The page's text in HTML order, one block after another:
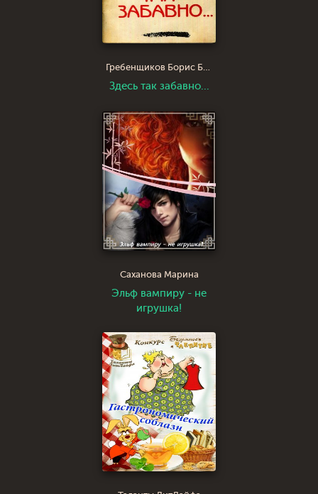
Гребенщиков Борис Борисович
Здесь так забавно...
Саханова Марина
Эльф вампиру - не
игрушка!